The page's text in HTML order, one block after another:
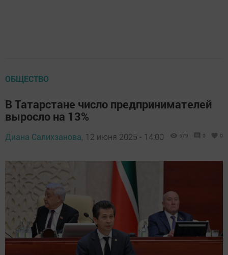
ОБЩЕСТВО
В Татарстане число предпринимателей
выросло на 13%
Диана Салихзанова, 12 июня 2025 - 14:00 579 0 0